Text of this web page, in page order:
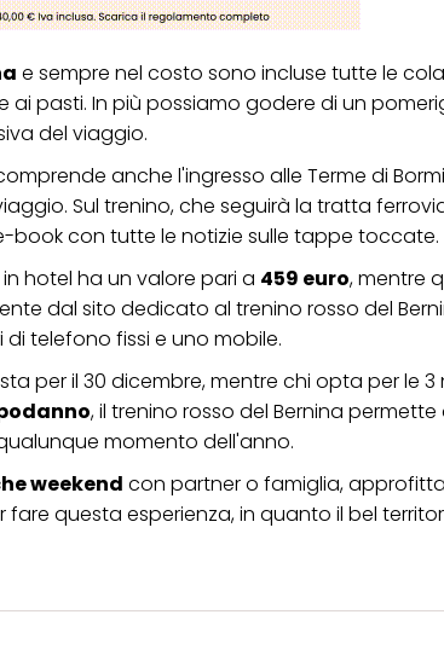
e sempre nel costo sono incluse tutte le
pasti. In più possiamo godere di un
del viaggio.
anche l'ingresso alle Terme di
Sul trenino, che seguirà la tratta
book con tutte le notizie sulle tappe toccate.
hotel ha un valore pari a 459 euro, mentre
dal sito dedicato al trenino rosso del
telefono fissi e uno mobile.
per il 30 dicembre, mentre chi opta per le
, il trenino rosso del Bernina permette
momento dell'anno.
weekend con partner o famiglia,
questa esperienza, in quanto il bel
sul trattamento dei tuoi dati nella nostra Informativa sulla
il futuro disabilitando i cookie sul nostro sito web nella
informazioni sui cookie utilizzati su questo sito Web, in
le informazioni dettagliate su ciascun cookie disponibili
maggiori informazioni sul trattamento dei tuoi dati / sull'uso
Cliccando su "Accetta tutto", acconsenti all'uso dei
sopra indicate. Se fai clic su "Rifiuta", verranno utilizzati solo i